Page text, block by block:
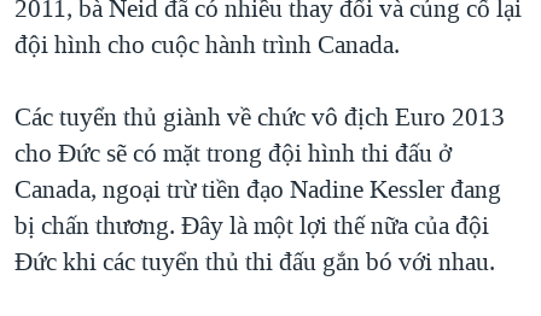
2011, bà Neid đã có nhiều thay đổi và củng cố lại
đội hình cho cuộc hành trình Canada.
Các tuyển thủ giành về chức vô địch Euro 2013
cho Đức sẽ có mặt trong đội hình thi đấu ở
Canada, ngoại trừ tiền đạo Nadine Kessler đang
bị chấn thương. Đây là một lợi thế nữa của đội
Đức khi các tuyển thủ thi đấu gắn bó với nhau.